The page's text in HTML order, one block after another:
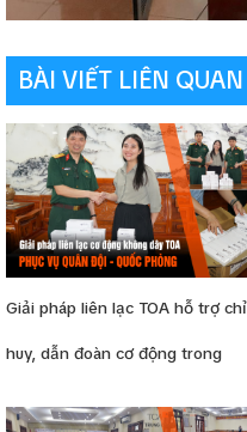
BÀI VIẾT LIÊN QUAN
Giải pháp liên lạc TOA hỗ trợ chỉ
huy, dẫn đoàn cơ động trong